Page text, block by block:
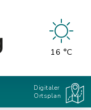
16 °C
Digitaler
Ortsplan